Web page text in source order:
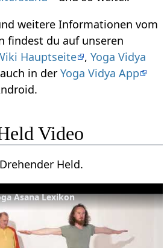
weitere Informationen vom
findest du auf unseren
Hauptseite ,Yoga Vidya
in derYoga Vidya App
Video
Held.
Asana Lexikon